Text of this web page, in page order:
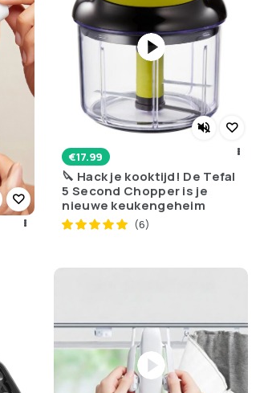
€17.99
🔪 Hack je kooktijd! De Tefal
5 Second Chopper is je
nieuwe keukengeheim
(6)